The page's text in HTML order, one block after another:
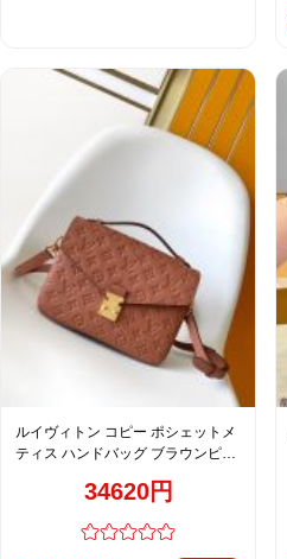
ルイヴィトン コピー ポシェットメ
ティス ハンドバッグ ブラウンピン
34620円